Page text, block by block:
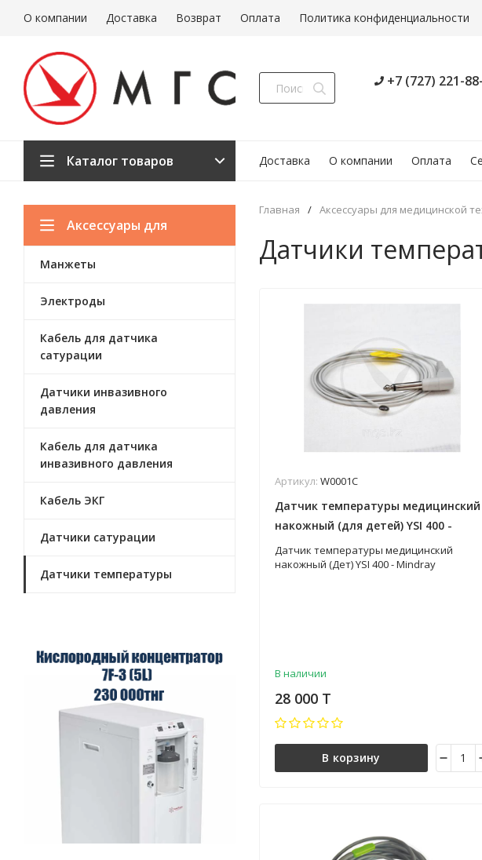
О компании Доставка Возврат Оплата Политика конфиденциальности
+7 (727) 221-
Каталог товаров Доставка О компании Оплата
Аксессуары для
медицинской техники
Манжеты
Электроды
Кабель для датчика
сатурации
Датчики инвазивного
давления
Кабель для датчика
инвазивного давления
Кабель ЭКГ
Датчики сатурации
Датчики температуры
Главная / Аксессуары для медицинской
Датчики
Артикул: W0001C
Датчик температуры медицинский
накожный (для детей) YSI 400 -
Mindray. Арт. W0001C
Датчик температуры медицинский
накожный (Дет) YSI 400 - Mindray
В наличии
28 000 T
В корзину